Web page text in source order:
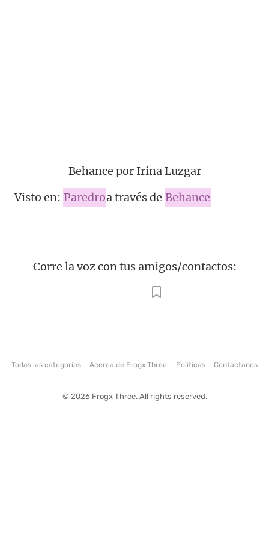
Behance por Irina Luzgar
Visto en: Paredroa través de Behance
Corre la voz con tus amigos/contactos:
Todas las categorías Acerca de Frogx Three Politicas Contáctanos
© 2026 Frogx Three. All rights reserved.